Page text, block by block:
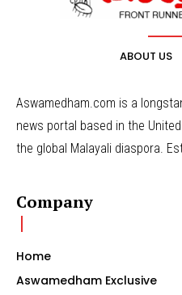
ABOUT US
Aswamedham.com is a
news portal based in the
the global Malayali diaspora.
Company
Home
Aswamedham Exclusive